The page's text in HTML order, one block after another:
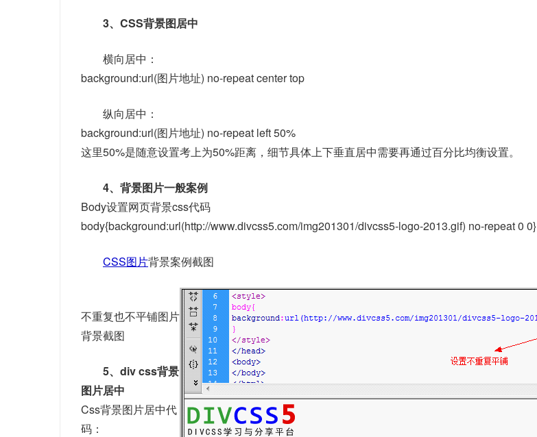
3、CSS背景图居中
横向居中：
background:url(图片地址) no-repeat center top
纵向居中：
background:url(图片地址) no-repeat left 50%
这里50%是随意设置考上为50%距离，细节具体上下垂直居中需要再通过百分比均衡设置。
4、背景图片一般案例
Body设置网页背景css代码
body{background:url(http://www.divcss5.com/img201301/divcss5-logo-2013.gif) no-repeat 0 0}
CSS图片背景案例截图
不重复也不平铺图片
背景截图
5、div css背景
图片居中
Css背景图片居中代
码：